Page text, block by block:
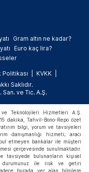
Gram altın ne kadar?
Euro kaç lira?
Politikası
KVKK
Saklıdır.
ve Tic. A.Ş.
Teknolojileri Hizmetleri A.Ş.
dakika, Tahvil-Bono-Repo özet
bilgi, yorum ve tavsiyeleri
danışmanlığı hizmeti; aracı
etmeyen bankalar ile müşteri
çerçevesinde sunulmaktadır.
tavsiyede bulunanların kişisel
durumunuz ile risk ve getiri
burada yer alan bilgilere